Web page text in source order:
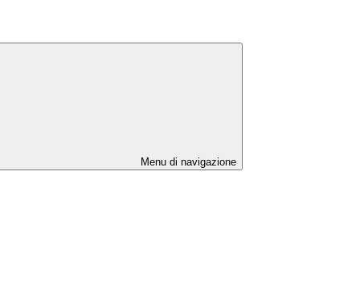
Menu di navigazione